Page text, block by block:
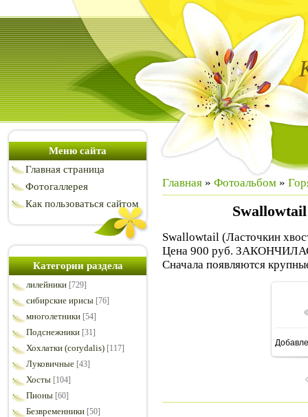
Меню сайта
Главная страница
Фотогаллерея
Как пользоваться сайтом
Категории раздела
лилейники [729]
сибирские ирисы [76]
многолетники [54]
Подснежники [31]
Хохлатки (corydalis) [117]
Луковичные [43]
Хосты [104]
Пионы [60]
Безвременники [50]
Главная » Фотоальбом »
Swallowtail (Ласточкин
Цена 900 руб.
Сначала появляются